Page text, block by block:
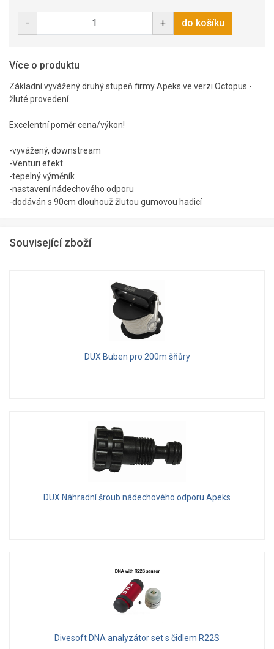
- + do košíku
Více o produktu
Základní vyvážený druhý stupeň firmy Apeks ve verzi Octopus -
žluté provedení.
Excelentní poměr cena/výkon!
-vyvážený, downstream
-Venturi efekt
-tepelný výměník
-nastavení nádechového odporu
-dodáván s 90cm dlouhouž žlutou gumovou hadicí
Související zboží
DUX Buben pro 200m šňůry
DUX Náhradní šroub nádechového odporu Apeks
Divesoft DNA analyzátor set s čidlem R22S